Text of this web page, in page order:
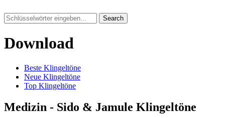
Search
Download
Beste Klingeltöne
Neue Klingeltöne
Top Klingeltöne
Medizin - Sido & Jamule Klingeltöne